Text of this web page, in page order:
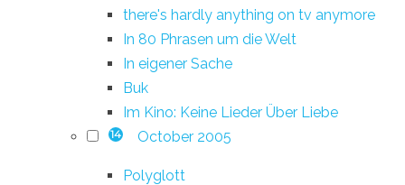
there's hardly anything on tv anymore
In 80 Phrasen um die Welt
In eigener Sache
Buk
Im Kino: Keine Lieder Über Liebe
14 October 2005
Polyglott